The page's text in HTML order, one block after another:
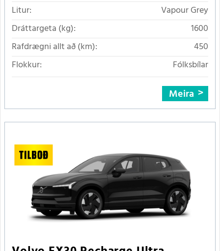
Litur:
Vapour Grey
Dráttargeta (kg):
1600
Rafdrægni allt að (km):
450
Flokkur:
Fólksbílar
Meira